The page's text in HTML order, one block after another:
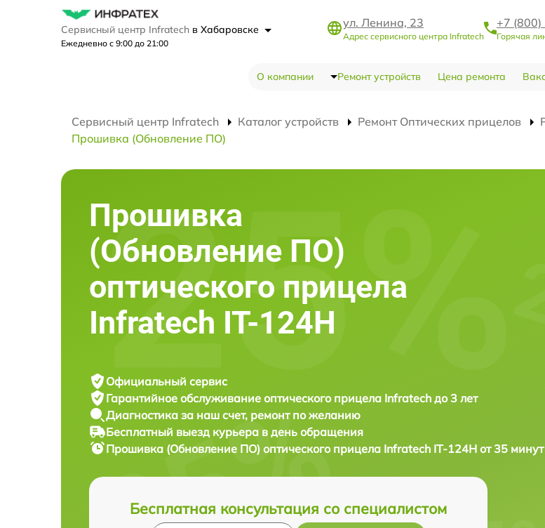
Сервисный центр Infratech в Хабаровске
Ежедневно с 9:00 до 21:00
ул. Ленина, 23
Адрес сервисного центра Infratech
+7
Горячая
О компании Ремонт устройств Цена ремонта
Сервисный центр Infratech Каталог устройств Ремонт Оптических прицелов
Прошивка (Обновление ПО)
Прошивка
(Обновление ПО)
оптического прицела
Infratech IT-124Н
Официальный сервис
Гарантийное обслуживание оптического прицела Infratech до 3 лет
Диагностика за наш счет, ремонт по желанию
Бесплатный выезд курьера в день обращения
Прошивка (Обновление ПО) оптического прицела Infratech IT-124Н от 35 минут
Бесплатная консультация со специалистом